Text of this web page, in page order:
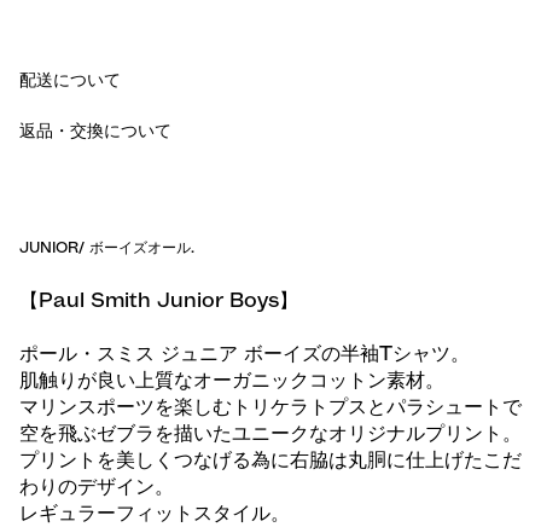
配送について
返品・交換について
JUNIOR/ ボーイズオール.
【Paul Smith Junior Boys】
ポール・スミス ジュニア ボーイズの半袖Tシャツ。
肌触りが良い上質なオーガニックコットン素材。
マリンスポーツを楽しむトリケラトプスとパラシュートで
空を飛ぶゼブラを描いたユニークなオリジナルプリント。
プリントを美しくつなげる為に右脇は丸胴に仕上げたこだ
わりのデザイン。
レギュラーフィットスタイル。